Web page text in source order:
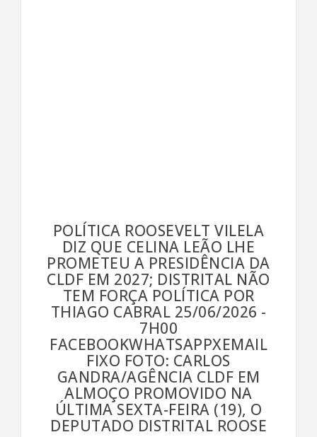
POLÍTICA ROOSEVELT VILELA
DIZ QUE CELINA LEÃO LHE
PROMETEU A PRESIDÊNCIA DA
CLDF EM 2027; DISTRITAL NÃO
TEM FORÇA POLÍTICA POR
THIAGO CABRAL 25/06/2026 -
7H00
FACEBOOKWHATSAPPXEMAIL
FIXO FOTO: CARLOS
GANDRA/AGÊNCIA CLDF EM
ALMOÇO PROMOVIDO NA
ÚLTIMA SEXTA-FEIRA (19), O
DEPUTADO DISTRITAL ROOSE